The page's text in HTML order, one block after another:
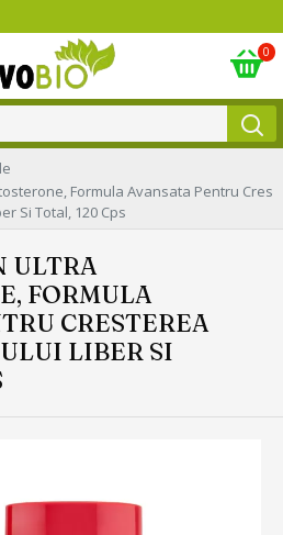
0
Formula Avansata Pentru Cres
Si Total, 120 Cps
ULTRA
FORMULA
CRESTEREA
LIBER SI